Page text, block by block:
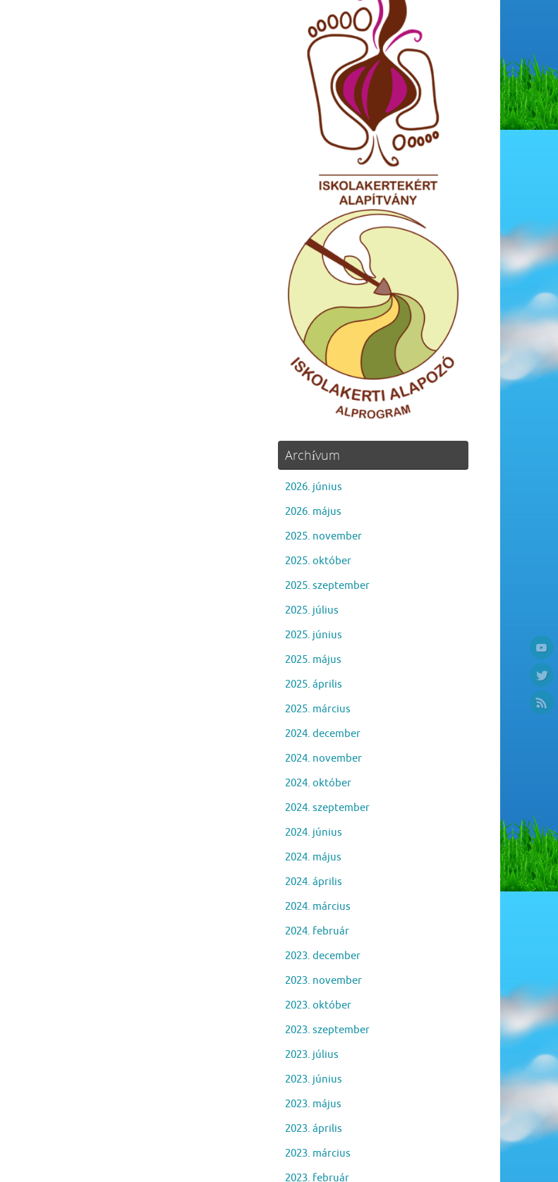
Archívum
2026. június
2026. május
2025. november
2025. október
2025. szeptember
2025. július
2025. június
2025. május
2025. április
2025. március
2024. december
2024. november
2024. október
2024. szeptember
2024. június
2024. május
2024. április
2024. március
2024. február
2023. december
2023. november
2023. október
2023. szeptember
2023. július
2023. június
2023. május
2023. április
2023. március
2023. február